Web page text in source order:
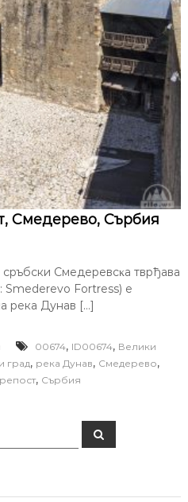
Смедерево, Сърбия
Cмeдepeвcκa твpђaвa
Smederevo Fortress) е
река Дунав […]
00674, ID00674, Велики
град, река Дунав, Смедерево,
, Сърбия
S
e